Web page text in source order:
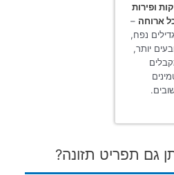
ופירות
ארוחה –
נפח,
יותר,
גם תפריט תזונה?